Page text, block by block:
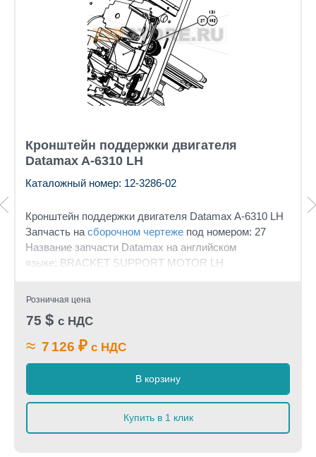
Кронштейн поддержки двигателя
Datamax A-6310 LH
Каталожный номер: 12-3286-02
Кронштейн поддержки двигателя Datamax A-6310 LH
Запчасть на сборочном чертеже под номером: 27
Название запчасти Datamax на английском
языке: BRACKET SUPPORT MOTOR LH
Розничная цена
75 $ с НДС
≈ 7 126 ₽ с НДС
В корзину
Купить в 1 клик